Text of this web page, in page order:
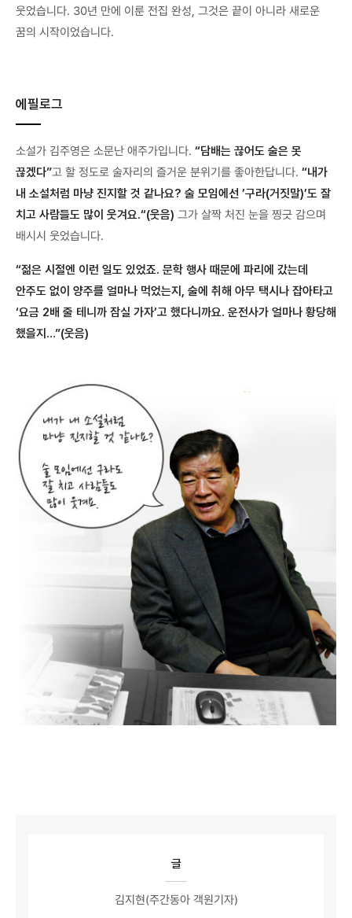
웃었습니다. 30년 만에 이룬 전집 완성, 그것은 끝이 아니라 새로운
꿈의 시작이었습니다.
에필로그
소설가 김주영은 소문난 애주가입니다. “담배는 끊어도 술은 못
끊겠다”고 할 정도로 술자리의 즐거운 분위기를 좋아한답니다. “내가
내 소설처럼 마냥 진지할 것 같나요? 술 모임에선 ’구라(거짓말)’도 잘
치고 사람들도 많이 웃겨요.“(웃음) 그가 살짝 처진 눈을 찡긋 감으며
배시시 웃었습니다.
“젊은 시절엔 이런 일도 있었죠. 문학 행사 때문에 파리에 갔는데
안주도 없이 양주를 얼마나 먹었는지, 술에 취해 아무 택시나 잡아타고
‘요금 2배 줄 테니까 잠실 가자’고 했다니까요. 운전사가 얼마나 황당해
했을지…”(웃음)
글
김지현(주간동아 객원기자)